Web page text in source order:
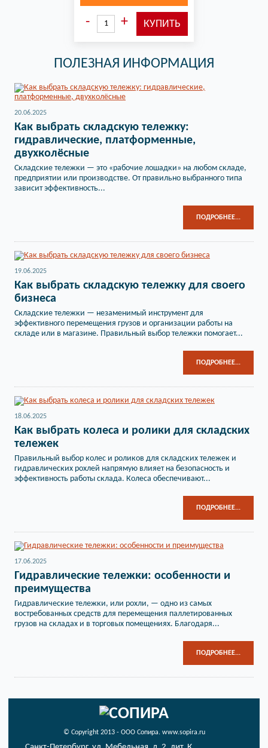
ПОЛЕЗНАЯ ИНФОРМАЦИЯ
20.06.2025
Как выбрать складскую тележку:
гидравлические, платформенные,
двухколёсные
Складские тележки — это «рабочие лошадки» на любом складе,
предприятии или производстве. От правильно выбранного типа
зависит эффективность...
ПОДРОБНЕЕ...
19.06.2025
Как выбрать складскую тележку для своего
бизнеса
Складские тележки — незаменимый инструмент для
эффективного перемещения грузов и организации работы на
складе или в магазине. Правильный выбор тележки помогает...
ПОДРОБНЕЕ...
18.06.2025
Как выбрать колеса и ролики для складских
тележек
Правильный выбор колес и роликов для складских тележек и
гидравлических рохлей напрямую влияет на безопасность и
эффективность работы склада. Колеса обеспечивают...
ПОДРОБНЕЕ...
17.06.2025
Гидравлические тележки: особенности и
преимущества
Гидравлические тележки, или рохли, — одно из самых
востребованных средств для перемещения паллетированных
грузов на складах и в торговых помещениях. Благодаря...
ПОДРОБНЕЕ...
© Copyright 2013 - ООО Сопира. www.sopira.ru